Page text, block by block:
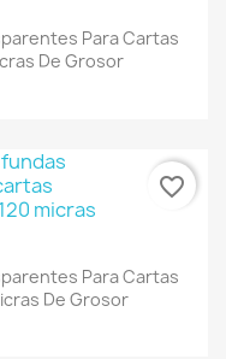
Para Cartas
De Grosor
Para Cartas
De Grosor
favorite_border